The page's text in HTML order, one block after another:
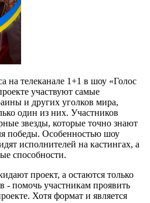
на телеканале 1+1 в шоу «Голос
участвуют самые
и других уголков мира,
один из них. Участников
звезды, которые точно знают
победы. Особенностью шоу
исполнителей на кастингах, а
способности.
проект, а остаются только
- помочь участникам проявить
Хотя формат и является